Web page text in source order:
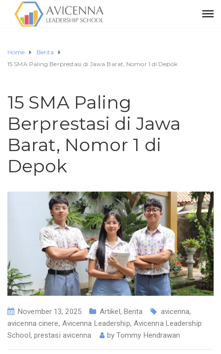
Home
Berita
15 SMA Paling Berprestasi di Jawa Barat, Nomor 1 di Depok
15 SMA Paling
Berprestasi di Jawa
Barat, Nomor 1 di
Depok
November 13, 2025 Artikel, Berita avicenna,
avicenna cinere, Avicenna Leadership, Avicenna Leadership
School, prestasi avicenna by Tommy Hendrawan